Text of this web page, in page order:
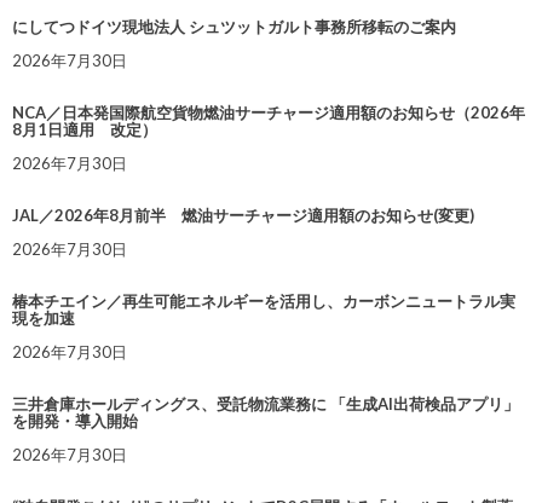
にしてつドイツ現地法人 シュツットガルト事務所移転のご案内
2026年7月30日
NCA／日本発国際航空貨物燃油サーチャージ適用額のお知らせ（2026年
8月1日適用 改定）
2026年7月30日
JAL／2026年8月前半 燃油サーチャージ適用額のお知らせ(変更)
2026年7月30日
椿本チエイン／再生可能エネルギーを活用し、カーボンニュートラル実
現を加速
2026年7月30日
三井倉庫ホールディングス、受託物流業務に 「生成AI出荷検品アプリ」
を開発・導入開始
2026年7月30日